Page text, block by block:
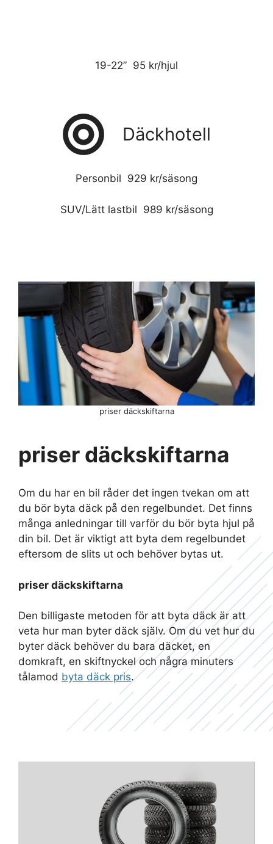
19-22” 95 kr/hjul
Däckhotell
Personbil 929 kr/säsong
SUV/Lätt lastbil 989 kr/säsong
priser däckskiftarna
Om du har en bil råder det ingen tvekan om att
du bör byta däck på den regelbundet. Det finns
många anledningar till varför du bör byta hjul på
din bil. Det är viktigt att byta dem regelbundet
eftersom de slits ut och behöver bytas ut.
priser däckskiftarna
Den billigaste metoden för att byta däck är att
veta hur man byter däck själv. Om du vet hur du
byter däck behöver du bara däcket, en
domkraft, en skiftnyckel och några minuters
tålamod byta däck pris.
priser däckskiftarna